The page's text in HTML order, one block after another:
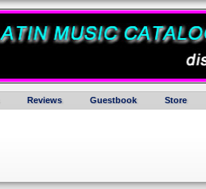
Reviews Guestbook Store